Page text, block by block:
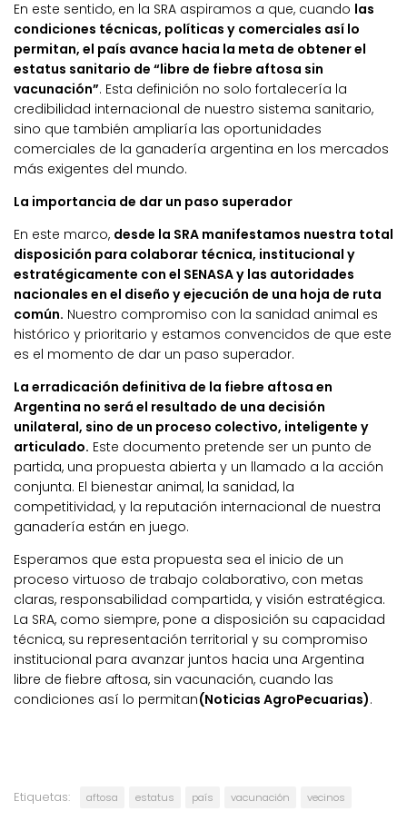
En este sentido, en la SRA aspiramos a que, cuando las
condiciones técnicas, políticas y comerciales así lo
permitan, el país avance hacia la meta de obtener el
estatus sanitario de “libre de fiebre aftosa sin
vacunación”. Esta definición no solo fortalecería la
credibilidad internacional de nuestro sistema sanitario,
sino que también ampliaría las oportunidades
comerciales de la ganadería argentina en los mercados
más exigentes del mundo.
La importancia de dar un paso superador
En este marco, desde la SRA manifestamos nuestra total
disposición para colaborar técnica, institucional y
estratégicamente con el SENASA y las autoridades
nacionales en el diseño y ejecución de una hoja de ruta
común. Nuestro compromiso con la sanidad animal es
histórico y prioritario y estamos convencidos de que este
es el momento de dar un paso superador.
La erradicación definitiva de la fiebre aftosa en
Argentina no será el resultado de una decisión
unilateral, sino de un proceso colectivo, inteligente y
articulado. Este documento pretende ser un punto de
partida, una propuesta abierta y un llamado a la acción
conjunta. El bienestar animal, la sanidad, la
competitividad, y la reputación internacional de nuestra
ganadería están en juego.
Esperamos que esta propuesta sea el inicio de un
proceso virtuoso de trabajo colaborativo, con metas
claras, responsabilidad compartida, y visión estratégica.
La SRA, como siempre, pone a disposición su capacidad
técnica, su representación territorial y su compromiso
institucional para avanzar juntos hacia una Argentina
libre de fiebre aftosa, sin vacunación, cuando las
condiciones así lo permitan(Noticias AgroPecuarias).
Etiquetas: aftosa estatus país vacunación vecinos